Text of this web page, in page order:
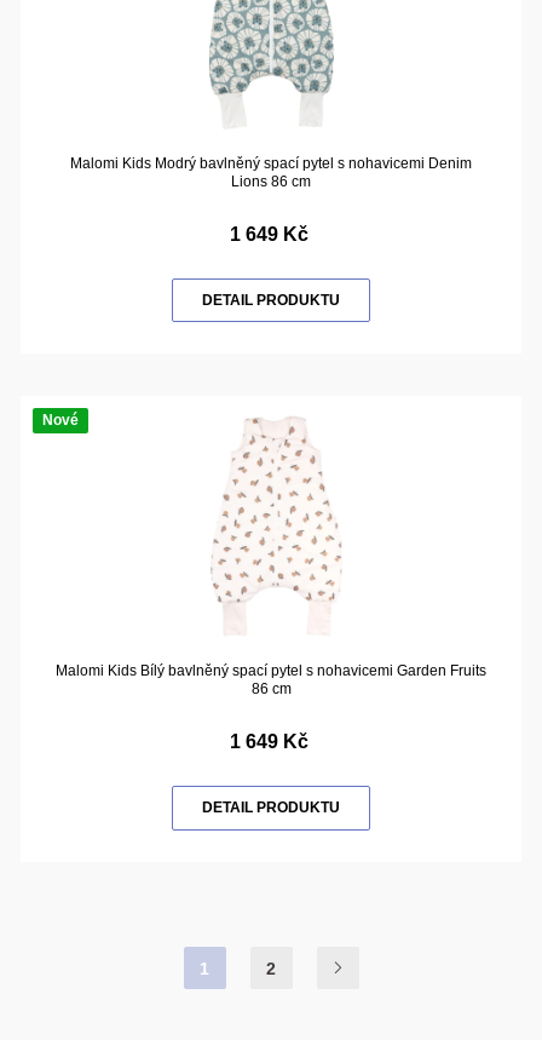
Malomi Kids Modrý bavlněný spací pytel s nohavicemi Denim
Lions 86 cm
1 649 Kč
DETAIL PRODUKTU
Nové
Malomi Kids Bílý bavlněný spací pytel s nohavicemi Garden Fruits
86 cm
1 649 Kč
DETAIL PRODUKTU
1 2